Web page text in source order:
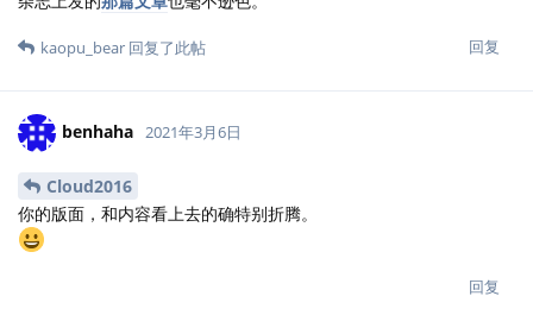
回复
kaopu_bear 回复了此帖
benhaha 2021年3月6日
Cloud2016
你的版面，和内容看上去的确特别折腾。
回复